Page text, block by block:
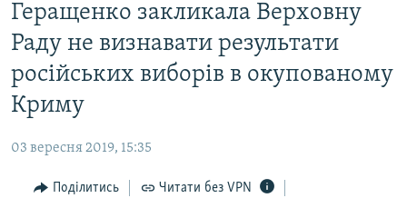
основного
матеріалу
Перейти
до
основної
Перейти
пошуку
ВСЕ ЗА ДОБУ
СТАТТІ
СУСПІЛЬСТВО
КУЛЬТУРА
ВІЙНА
ДОНБАС.РЕАЛІЇ
КРИМ.РЕАЛІЇ
Геращенко закликала Верховну
Раду не визнавати результати
російських виборів в окупованому
Криму
03 вересня 2019, 15:35
Поділитись Читати без VPN